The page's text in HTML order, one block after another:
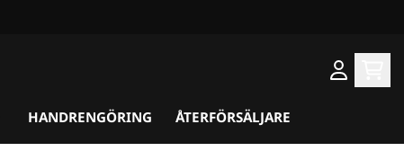
HANDRENGÖRING ÅTERFÖRSÄLJARE